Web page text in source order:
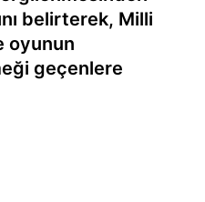
belirterek, Milli
oyunun
geçenlere